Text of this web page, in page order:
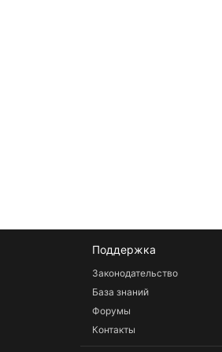
Поддержка
Законодательство
База знаний
Форумы
Контакты